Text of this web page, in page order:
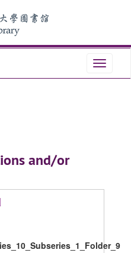
Toggle
and/or